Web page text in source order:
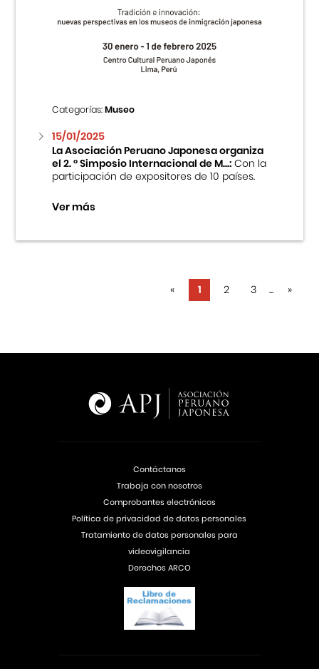
Categorías:Museo
15/01/2025
La Asociación Peruano Japonesa organiza
el 2. ° Simposio Internacional de M...:Con la
participación de expositores de 10 países.
Ver más
« 1 2 3 ... »
Contáctanos
Trabaja con nosotros
Comprobantes electrónicos
Política de privacidad de datos personales
Tratamiento de datos personales para
videovigilancia
Derechos ARCO